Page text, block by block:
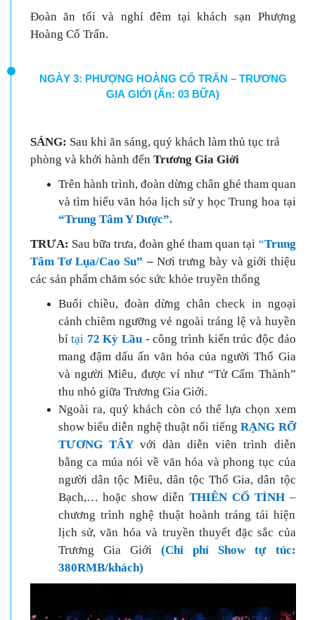
Đoàn ăn tối và nghỉ đêm tại khách sạn Phượng
Hoàng Cổ Trấn.
NGÀY 3: PHƯỢNG HOÀNG CỔ TRẤN – TRƯƠNG
GIA GIỚI (Ăn: 03 BỮA)
SÁNG: Sau khi ăn sáng, quý khách làm thủ tục trả
phòng và khởi hành đến Trương Gia Giới
Trên hành trình, đoàn dừng chân ghé tham quan
và tìm hiểu văn hóa lịch sử y học Trung hoa tại
“Trung Tâm Y Dược”.
TRƯA: Sau bữa trưa, đoàn ghé tham quan tại “Trung
Tâm Tơ Lụa/Cao Su”–Nơi trưng bày và giới thiệu
các sản phẩm chăm sóc sức khỏe truyền thống
Buổi chiều, đoàn dừng chân check in ngoại
cảnh chiêm ngưỡng vẻ ngoài tráng lệ và huyền
bítại 72 Kỳ Lầu - công trình kiến trúc độc đáo
mang đậm dấu ấn văn hóa của người Thổ Gia
và người Miêu, được ví như “Tử Cấm Thành”
thu nhỏ giữa Trương Gia Giới.
Ngoài ra, quý khách còn có thể lựa chọn xem
show biểu diễn nghệ thuật nổi tiếngRẠNG RỠ
TƯƠNG TÂYvới dàn diễn viên trình diễn
bằng ca múa nói về văn hóa và phong tục của
người dân tộc Miêu, dân tộc Thổ Gia, dân tộc
Bạch,… hoặc show diễn THIÊN CỔ TÌNH –
chương trình nghệ thuật hoành tráng tái hiện
lịch sử, văn hóa và truyền thuyết đặc sắc của
Trương Gia Giới (Chi phí Show tự túc:
380RMB/khách)